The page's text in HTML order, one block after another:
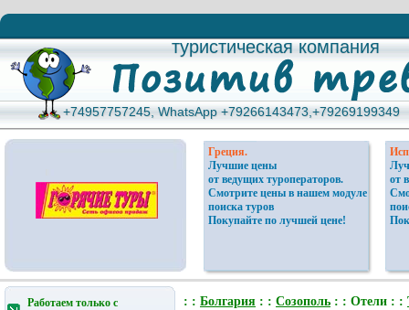
туристическая компания
туристическая компания
+74957757245, WhatsApp +79266143473,+79269199349
+74957757245, WhatsApp +79266143473,+79269199349
Греция.
Лучшие цены
от ведущих туроператоров.
Смотрите цены в нашем модуле
поиска туров
Покупайте по лучшей цене!
от
Работаем только с
: : Болгария : : Созополь : : Отели : :